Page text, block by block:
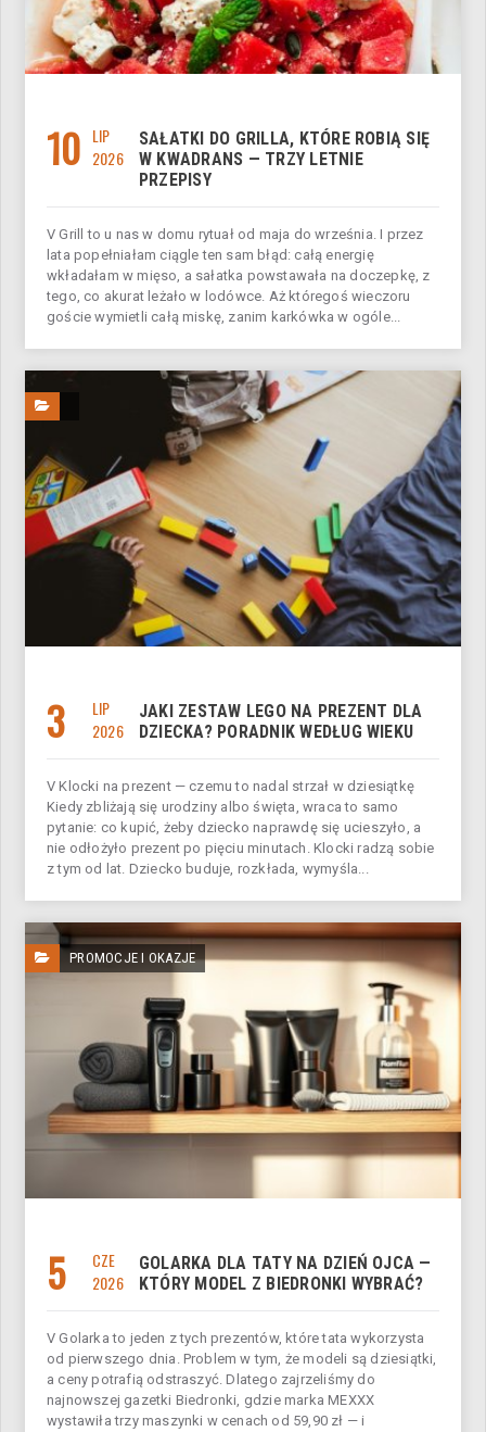
10 LIP
2026
SAŁATKI DO GRILLA, KTÓRE ROBIĄ SIĘ
W KWADRANS — TRZY LETNIE
PRZEPISY
V Grill to u nas w domu rytuał od maja do września. I przez
lata popełniałam ciągle ten sam błąd: całą energię
wkładałam w mięso, a sałatka powstawała na doczepkę, z
tego, co akurat leżało w lodówce. Aż któregoś wieczoru
goście wymietli całą miskę, zanim karkówka w ogóle...
3
LIP
2026
JAKI ZESTAW LEGO NA PREZENT DLA
DZIECKA? PORADNIK WEDŁUG WIEKU
V Klocki na prezent — czemu to nadal strzał w dziesiątkę
Kiedy zbliżają się urodziny albo święta, wraca to samo
pytanie: co kupić, żeby dziecko naprawdę się ucieszyło, a
nie odłożyło prezent po pięciu minutach. Klocki radzą sobie
z tym od lat. Dziecko buduje, rozkłada, wymyśla...
PROMOCJE I OKAZJE
5
CZE
2026
GOLARKA DLA TATY NA DZIEŃ OJCA —
KTÓRY MODEL Z BIEDRONKI WYBRAĆ?
V Golarka to jeden z tych prezentów, które tata wykorzysta
od pierwszego dnia. Problem w tym, że modeli są dziesiątki,
a ceny potrafią odstraszyć. Dlatego zajrzeliśmy do
najnowszej gazetki Biedronki, gdzie marka MEXXX
wystawiła trzy maszynki w cenach od 59,90 zł — i